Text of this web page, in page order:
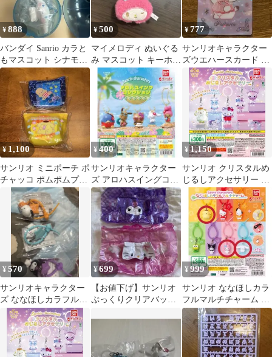
¥888
バンダイ Sanrio カラと
もマスコット シナモロ
ール
¥500
マイメロディ ぬいぐる
み マスコット キーホル
ダー
¥777
サンリオキャラクター
ズウエハースカード ポ
チャッコ レア
¥ 1,100
サンリオ ミニポーチ ポ
チャッコ ポムポムプリ
ン 2点セット
¥400
サンリオキャラクター
ズ アロハスイングコレ
クション 【タキシード
サム】
¥1,150
サンリオ クリスタルめ
じるしアクセサリー ガ
チャ(ポムポムプリン2
個)
¥570
サンリオキャラクター
ズ ななほしカラフルマ
ルチチャーム ガチャ
¥699
【お値下げ】サンリオ
ぷっくりクリアバッグ
¥999
サンリオ ななほしカラ
フルマルチチャーム 3
点セット